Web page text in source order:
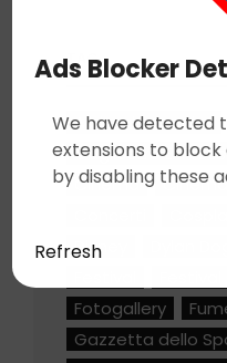
TAG
Albissola Comics
Cagliostro E-Press
Cinema
Disney
Fotogallery
Gazzetta dello
Ads Blocker
We have detected
extensions to block
by disabling these
Refresh